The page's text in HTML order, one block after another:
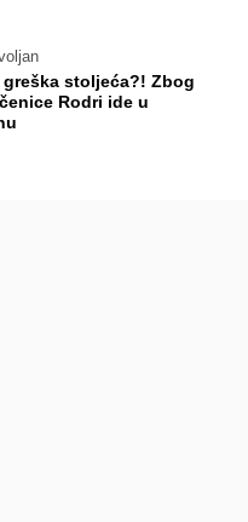
greška stoljeća?! Zbog
Rodri ide u